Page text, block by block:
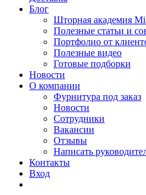
Блог
Шторная академия
Полезные статьи и
Портфолио от
Полезные видео
Готовые подборки
Новости
О компании
Фурнитура под заказ
Новости
Сотрудники
Вакансии
Отзывы
Написать
Контакты
Вход